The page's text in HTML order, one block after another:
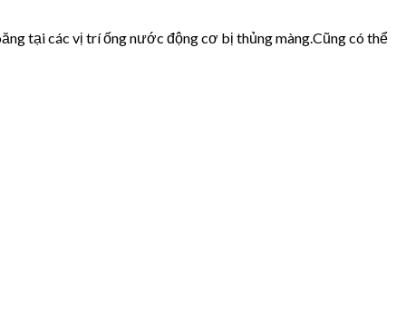
tại các vị trí ống nước động cơ bị thủng màng.Cũng có thể